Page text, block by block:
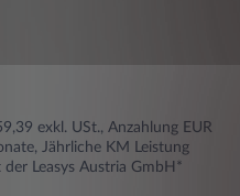
exkl. USt., Anzahlung EUR
Jährliche KM Leistung
Leasys Austria GmbH*